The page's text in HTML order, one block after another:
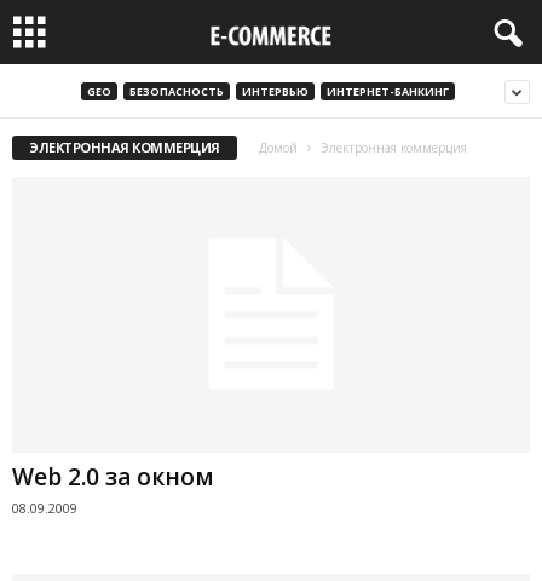
GEO БЕЗОПАСНОСТЬ ИНТЕРВЬЮ ИНТЕРНЕТ-БАНКИНГ
ЭЛЕКТРОННАЯ КОММЕРЦИЯ Домой Электронная коммерция
Web 2.0 за окном
08.09.2009